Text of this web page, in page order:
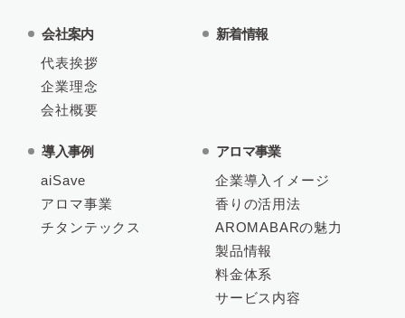
会社案内
代表挨拶
企業理念
会社概要
新着情報
導入事例
aiSave
アロマ事業
チタンテックス
アロマ事業
企業導入イメージ
香りの活用法
AROMABARの魅力
製品情報
料金体系
サービス内容